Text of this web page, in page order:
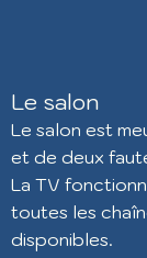
Le salon
Le salon est
et de deux
La TV
toutes les
disponibles.